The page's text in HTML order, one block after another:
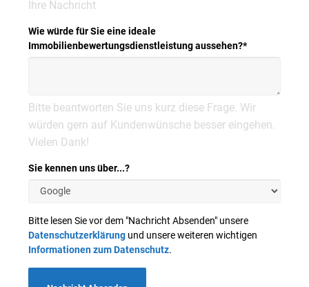
Ihre Nachricht
Wie würde für Sie eine ideale
Immobilienbewertungsdienstleistung aussehen?*
Bitte beantworten Sie uns kurz diese Frage. Wir
würden gern auf Kundenwünsche besser eingehen.
Vielen Dank!
Sie kennen uns über...?
Bitte lesen Sie vor dem "Nachricht Absenden" unsere
Datenschutzerklärung und unsere weiteren wichtigen
Informationen zum Datenschutz.